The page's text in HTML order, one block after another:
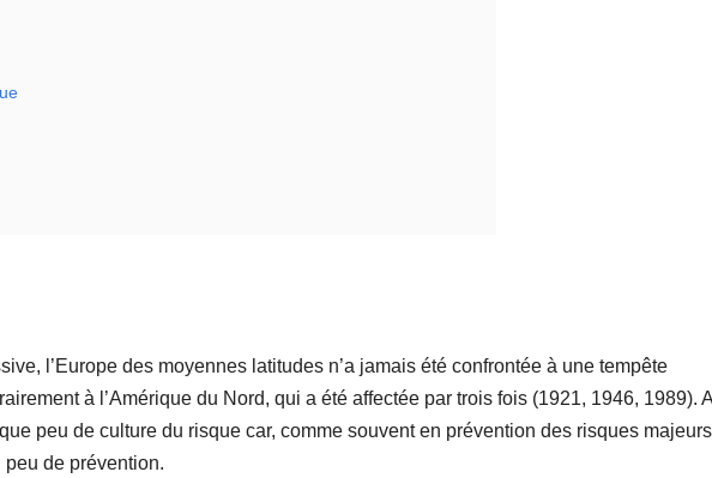
l’Europe des moyennes latitudes n’a jamais été confrontée à une tempête
à l’Amérique du Nord, qui a été affectée par trois fois (1921, 1946, 1989).
peu de culture du risque car, comme souvent en prévention des risques
de prévention.